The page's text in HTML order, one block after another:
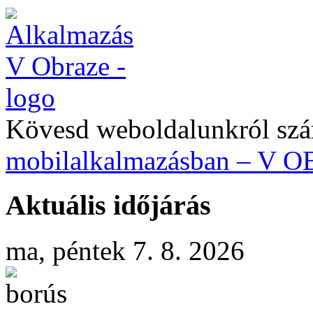
Kövesd weboldalunkról
mobilalkalmazásban – V
Aktuális időjárás
ma, péntek 7. 8. 2026